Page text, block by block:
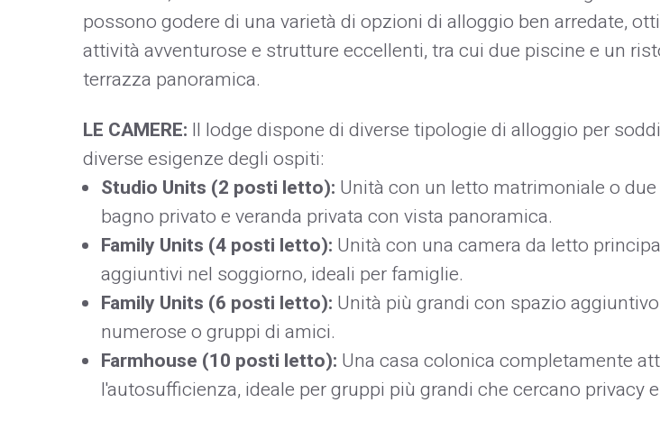
possono godere di una varietà di opzioni di alloggio ben arredate,
attività avventurose e strutture eccellenti, tra cui due piscine e un
terrazza panoramica.
LE CAMERE: Il lodge dispone di diverse tipologie di alloggio per
diverse esigenze degli ospiti:
Studio Units (2 posti letto): Unità con un letto matrimoniale o
bagno privato e veranda privata con vista panoramica.
Family Units (4 posti letto): Unità con una camera da letto
aggiuntivi nel soggiorno, ideali per famiglie.
Family Units (6 posti letto): Unità più grandi con spazio
numerose o gruppi di amici.
Farmhouse (10 posti letto): Una casa colonica completamente
l'autosufficienza, ideale per gruppi più grandi che cercano privacy